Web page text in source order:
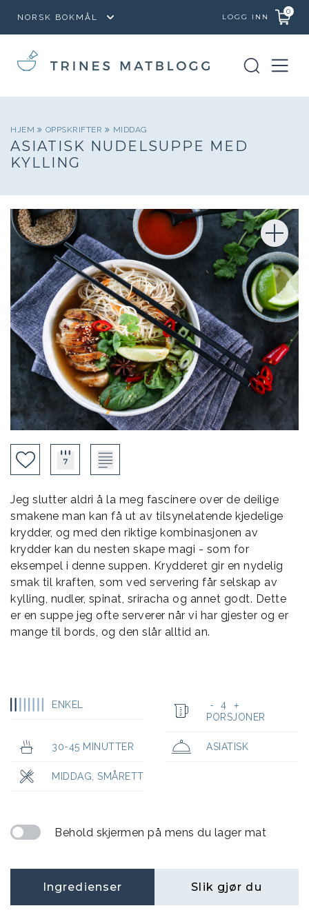
LOGG INN
0
HJEM OPPSKRIFTER MIDDAG
ASIATISK NUDELSUPPE MED
KYLLING
Jeg slutter aldri å la meg fascinere over de deilige
smakene man kan få ut av tilsynelatende kjedelige
krydder, og med den riktige kombinasjonen av
krydder kan du nesten skape magi - som for
eksempel i denne suppen. Krydderet gir en nydelig
smak til kraften, som ved servering får selskap av
kylling, nudler, spinat, sriracha og annet godt. Dette
er en suppe jeg ofte serverer når vi har gjester og er
mange til bords, og den slår alltid an.
ENKEL - 4 +
PORSJONER
30-45 MINUTTER ASIATISK
MIDDAG, SMÅRETT
Behold skjermen på mens du lager mat
Ingredienser Slik gjør du